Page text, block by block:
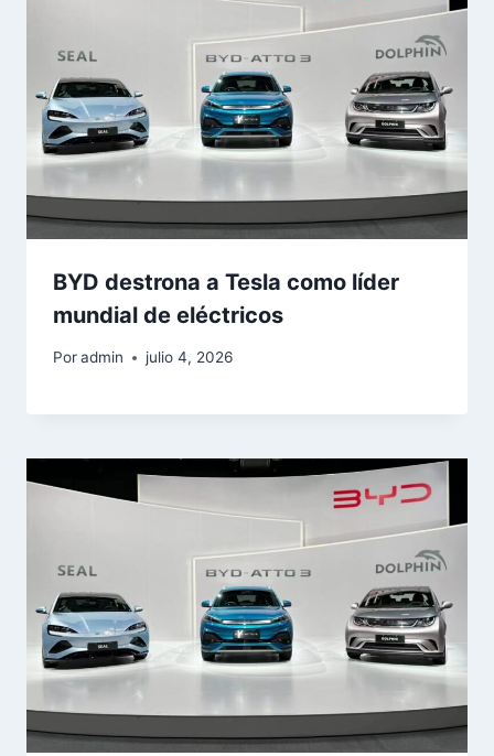
BYD destrona a Tesla como líder
mundial de eléctricos
Poradmin julio 4, 2026